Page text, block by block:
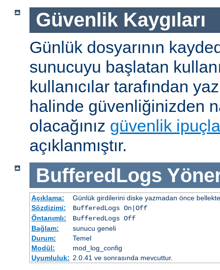
Güvenlik Kaygıları
Günlük dosyarının
sunucuyu başlatan
kullanıcılar tarafından
halinde güvenliğinizden
olacağınız güvenlik
açıklanmıştır.
BufferedLogs
Açıklama:
Günlük girdilerini diske yazmadan önce
Sözdizimi:
BufferedLogs On|Off
Öntanımlı:
BufferedLogs Off
Bağlam:
sunucu geneli
Durum:
Temel
Modül:
mod_log_config
Uyumluluk: 2.0.41 ve sonrasında mevcuttur.